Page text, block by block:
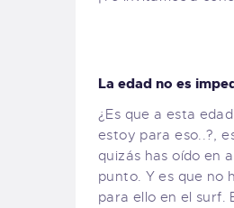
La edad no es
¿Es que a esta
estoy para eso..?,
quizás has oído en
punto. Y es que no
para ello en el surf.